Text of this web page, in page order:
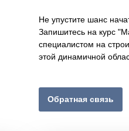
Не упустите шанс
Запишитесь на курс
специалистом на
этой динамичной
Обратная связь